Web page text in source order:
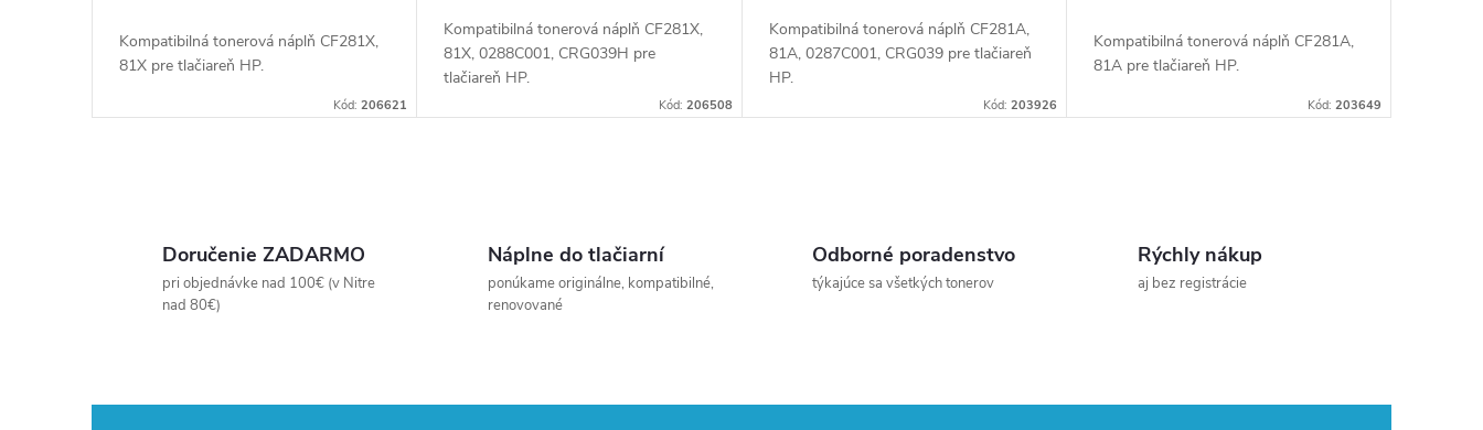
Kompatibilná tonerová náplň CF281X,
81X pre tlačiareň HP.
Kód:206621
Kompatibilná tonerová náplň CF281X,
81X, 0288C001, CRG039H pre
tlačiareň HP.
Kód: 206508
Kompatibilná tonerová náplň CF281A,
81A, 0287C001, CRG039 pre tlačiareň
HP.
Kód: 203926
Kompatibilná tonerová náplň CF281A,
81A pre tlačiareň HP.
Kód: 203649
Doručenie ZADARMO
pri objednávke nad 100€ (v Nitre
nad 80€)
Náplne do tlačiarní
ponúkame originálne, kompatibilné,
renovované
Odborné poradenstvo
týkajúce sa všetkých tonerov
Rýchly nákup
aj bez registrácie